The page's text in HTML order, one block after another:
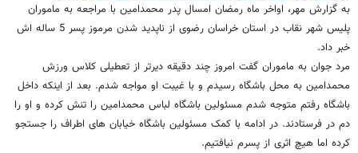
به گزارش مهر، اواخر ماه رمضان امسال پدر محمدامین با مراجعه به ماموران
پلیس شهر نقاب در استان خراسان رضوی از ناپدید شدن مرموز پسر 5 ساله اش
خبر داد.
مرد جوان به ماموران گفت امروز چند دقیقه دیرتر از تعطیلی کلاس ورزش
محمدامین به محل باشگاه رسیدم و با غیبت او مواجه شدم. بعد از اینکه داخل
باشگاه رفتم متوجه شدم مسئولین باشگاه لباس محمدامین را تنش کرده و او را
دم در فرستادند. در ادامه با کمک مسئولین باشگاه خیابان های اطراف را جستجو
کرده اما هیچ اثری از پسرم نیافتیم.